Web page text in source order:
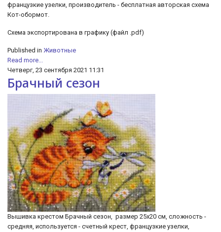
французкие узелки, производитель - бесплатная авторская схема
Кот-обормот.
Схема экспортирована в графику (файл .pdf)
Published in Животные
Read more...
Четверг, 23 сентября 2021 11:31
Брачный сезон
Вышивка крестом Брачный сезон, размер 25х20 см, сложность -
средняя, используется - счетный крест, французкие узелки,